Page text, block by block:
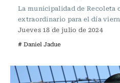
La municipalidad de Recoleta
extraordinario para el día
Jueves 18 de julio de 2024
# Daniel Jadue